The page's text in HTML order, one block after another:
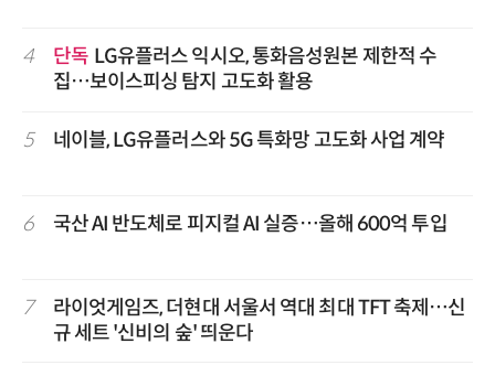
4 단독 LG유플러스 익시오, 통화음성원본 제한적 수
집…보이스피싱 탐지 고도화 활용
5 네이블, LG유플러스와 5G 특화망 고도화 사업 계약
6 국산 AI 반도체로 피지컬 AI 실증…올해 600억 투입
7
라이엇게임즈, 더현대 서울서 역대 최대 TFT 축제…신
규 세트 '신비의 숲' 띄운다